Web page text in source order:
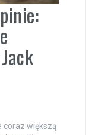
coraz większą